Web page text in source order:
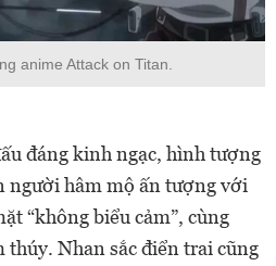
anime Attack on Titan.
đáng kinh ngạc, hình tượng
người hâm mộ ấn tượng với
“không biểu cảm”, cùng
thúy. Nhan sắc điển trai cũng